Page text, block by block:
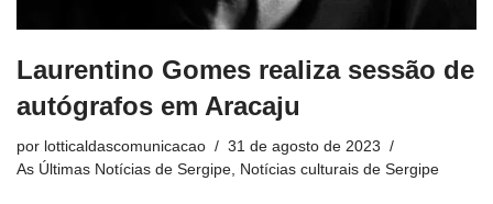
Laurentino Gomes realiza sessão de
autógrafos em Aracaju
por lotticaldascomunicacao
31 de agosto de 2023
As Últimas Notícias de Sergipe Notícias culturais de Sergipe